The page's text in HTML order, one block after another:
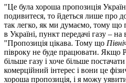
"Це була хороша пропозиція
подивитеся, то йдеться лише про
так легко, як ми думаємо, тому що
в Україні, пункт передачі газу –
"Пропозиція цікава. Тому що
півроку не буде працювати. Якщо
більше газу і хоче більше
комерційний інтерес і вони це
хороша пропозиція, і я можу